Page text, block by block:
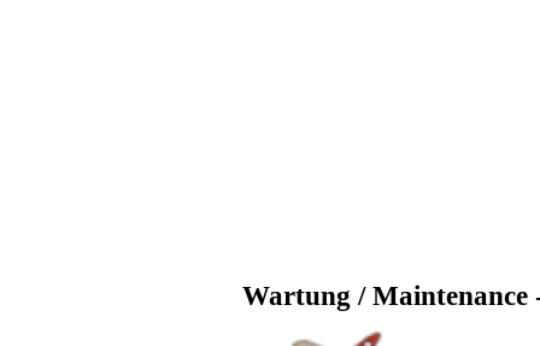
Wartung / Maintenance